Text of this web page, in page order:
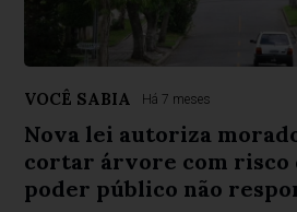
VOCÊ SABIA Há 7 meses
Nova lei autoriza
cortar árvore com risco
poder público não